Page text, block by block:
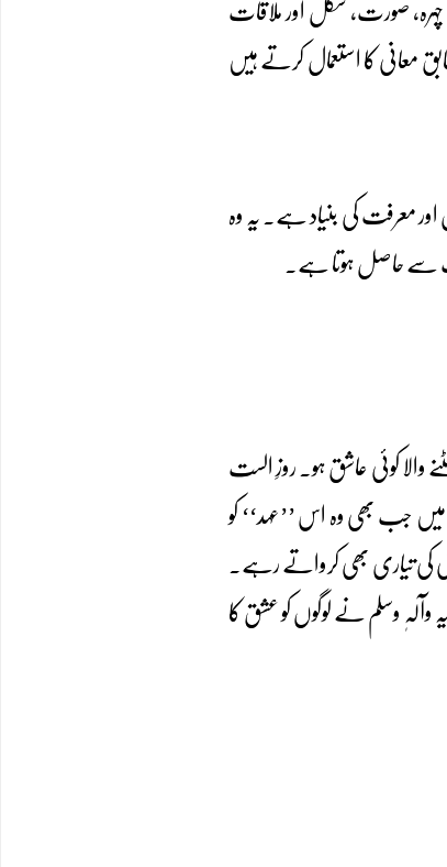
چہرہ، صورت، شکل اور ملاقات
معانی کا استعمال کرتے ہیں
اور معرفت کی بنیاد ہے۔ یہ وہ
سے حاصل ہوتا ہے۔
کوئی عاشق ہو۔ روزِ الست
میں جب بھی وہ اس ’’عہد‘‘ کو
کی تیاری بھی کرواتے رہے۔
وسلم نے لوگوں کو عشق کا